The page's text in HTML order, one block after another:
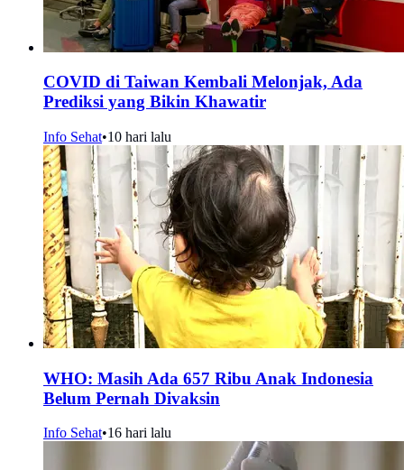
COVID di Taiwan Kembali Melonjak, Ada
Prediksi yang Bikin Khawatir
Info Sehat•10 hari lalu
WHO: Masih Ada 657 Ribu Anak Indonesia
Belum Pernah Divaksin
Info Sehat•16 hari lalu